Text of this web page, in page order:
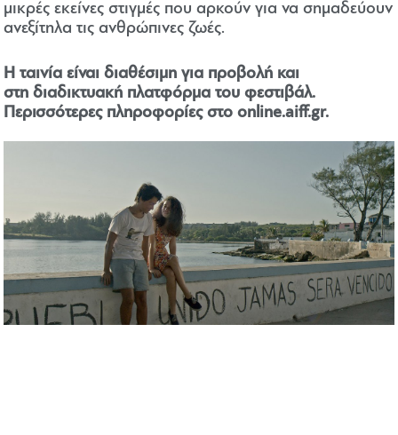
μικρές εκείνες στιγμές που αρκούν για να σημαδεύουν
ανεξίτηλα τις ανθρώπινες ζωές.
Η ταινία είναι διαθέσιμη για προβολή και
στη διαδικτυακή πλατφόρμα του φεστιβάλ.
Περισσότερες πληροφορίες στοonline.aiff.gr.